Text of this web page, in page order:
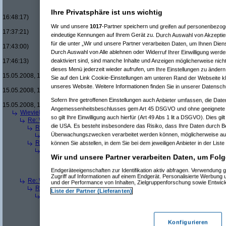
Re(17): Men in Black um
16:48:17)
Re(18): Men in Black
17:37:21)
Re(19): Men in Black
17:43:00)
Re(20): Men in
17:46:13)
Re(21): Men in
15.05.2008, 17:49:46)
Re(22): Men
15.05.2008, 18:07:18)
Re(23):
15.05.2008, 18:13:17)
Wieviele blus/hd-dvds habt ihr schon?(bröslam 15.05.2008, 18:06:08)
Re: Wieviele blus/hd-dvds habt ihr schon?( ducducam 15.05.2008,
Re(2): Wieviele blus/hd-dvds habt ihr schon?( brösl am 15.05.2008,
Re(3): Wieviele blus/hd-dvds habt ihr schon?(ducducam
Re(2): Wieviele blus/hd-dvds habt ihr schon?(hackenbush am
Re(4): Wieviele blus/hd-dvds habt ihr schon? (hackenbusham
Re(6): Wieviele blus/hd-dvds habt ihr schon?(
Re: Wieviele blus/hd-dvds habt ihr schon?("without"am 15.05.2008,
Re(2): Wieviele blus/hd-dvds habt ihr schon?
Re(3): Wieviele blus/hd-dvds habt ihr schon?
Re(5): Wieviele blus/hd-dvds habt ihr schon?("without"am
Re(6): Wieviele blus/hd-dvds habt ihr schon?
ducduc
Ihre Privatsphäre ist uns wichtig
Wir und unsere 1017-Partner speichern und greifen auf
eindeutige Kennungen auf Ihrem Gerät zu. Durch Auswahl von
für die unter „Wir und unsere Partner verarbeiten Daten, um Ihnen
Durch Auswahl von Alle ablehnen oder Widerruf Ihrer Einwilligung
deaktiviert sind, sind manche Inhalte und Anzeigen möglicherweise
dieses Menü jederzeit wieder aufrufen, um Ihre Einstellungen zu
Sie auf den Link Cookie-Einstellungen am unteren Rand der Webseite
unseres Website. Weitere Informationen finden Sie in unserer
Sofern Ihre getroffenen Einstellungen auch Anbieter umfassen, die
Angemessenheitsbeschlusses gem Art 45 DSGVO und ohne
so gilt Ihre Einwilligung auch hierfür (Art 49 Abs 1 lit a DSGVO). Dies
die USA. Es besteht insbesondere das Risiko, dass Ihre Daten durch
Überwachungszwecken verarbeitet werden können, möglicherweise
können Sie abstellen, in dem Sie bei dem jeweiligen Anbieter in der
Wir und unsere Partner verarbeiten Daten, um
Endgeräteeigenschaften zur Identifikation aktiv abfragen. Verwendung
Zugriff auf Informationen auf einem Endgerät. Personalisierte Werbung
und der Performance von Inhalten, Zielgruppenforschung sowie
Liste der Partner (Lieferanten)
Konfigurieren